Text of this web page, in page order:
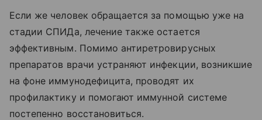
Если же человек обращается за помощью уже на
стадии СПИДа, лечение также остается
эффективным. Помимо антиретровирусных
препаратов врачи устраняют инфекции, возникшие
на фоне иммунодефицита, проводят их
профилактику и помогают иммунной системе
постепенно восстановиться.